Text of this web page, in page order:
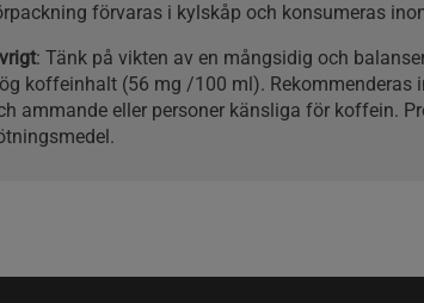
förvaras i kylskåp och konsumeras
: Tänk på vikten av en mångsidig och
koffeinhalt (56 mg /100 ml). Rekommenderas
ammande eller personer känsliga för koffein.